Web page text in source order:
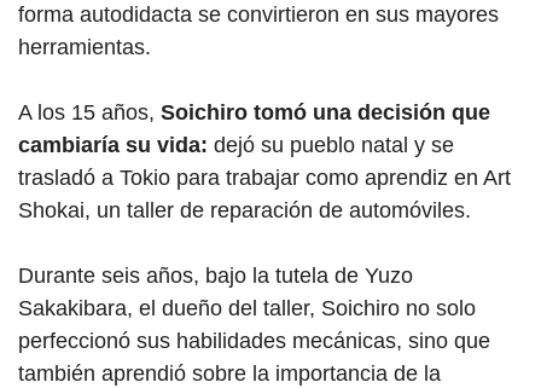
forma autodidacta se convirtieron en sus mayores
herramientas.
A los 15 años, Soichiro tomó una decisión que
cambiaría su vida: dejó su pueblo natal y se
trasladó a Tokio para trabajar como aprendiz en Art
Shokai, un taller de reparación de automóviles.
Durante seis años, bajo la tutela de Yuzo
Sakakibara, el dueño del taller, Soichiro no solo
perfeccionó sus habilidades mecánicas, sino que
también aprendió sobre la importancia de la